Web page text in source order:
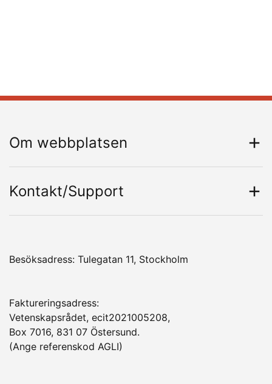
Om webbplatsen
Kontakt/Support
Besöksadress: Tulegatan 11, Stockholm
Faktureringsadress:
Vetenskapsrådet, ecit2021005208,
Box 7016, 831 07 Östersund.
(Ange referenskod AGLI)